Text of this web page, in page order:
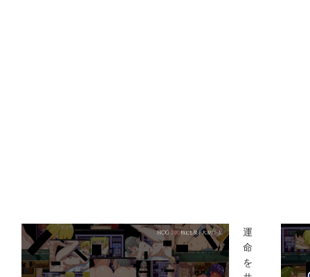
運
命
を